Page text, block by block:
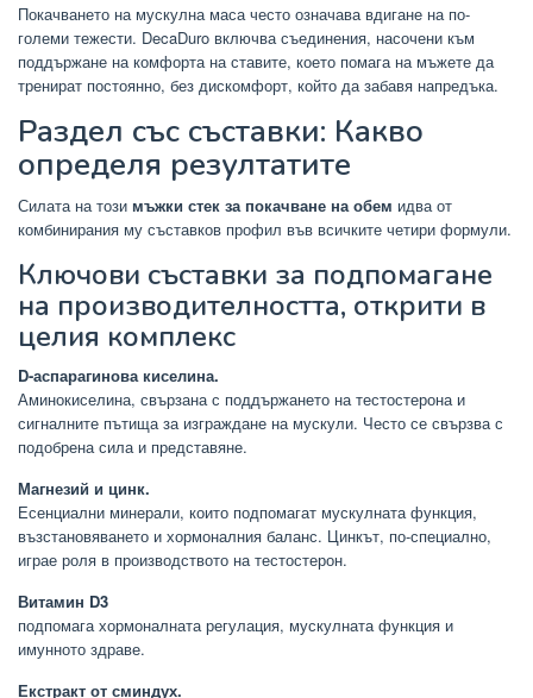
Покачването на мускулна маса често означава вдигане на по-
големи тежести. DecaDuro включва съединения, насочени към
поддържане на комфорта на ставите, което помага на мъжете да
тренират постоянно, без дискомфорт, който да забавя напредъка.
Раздел със съставки: Какво
определя резултатите
Силата на този мъжки стек за покачване на обем идва от
комбинирания му съставков профил във всичките четири формули.
Ключови съставки за подпомагане
на производителността, открити в
целия комплекс
D-аспарагинова киселина.
Аминокиселина, свързана с поддържането на тестостерона и
сигналните пътища за изграждане на мускули. Често се свързва с
подобрена сила и представяне.
Магнезий и цинк.
Есенциални минерали, които подпомагат мускулната функция,
възстановяването и хормоналния баланс. Цинкът, по-специално,
играе роля в производството на тестостерон.
Витамин D3
подпомага хормоналната регулация, мускулната функция и
имунното здраве.
Екстракт от сминдух.